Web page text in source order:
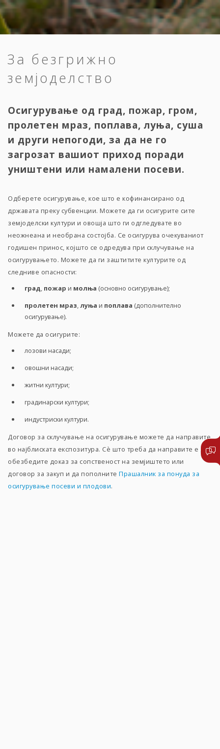
За безгрижно
земјоделство
Осигурување од град, пожар, гром,
пролетен мраз, поплава, луња, суша
и други непогоди, за да не го
загрозат вашиот приход поради
уништени или намалени посеви.
Одберете осигурување, кое што е кофинансирано од
државата преку субвенции. Можете да ги осигурите сите
земјоделски култури и овошја што ги одгледувате во
неожнеана и необрана состојба. Се осигурува очекуваниот
годишен принос, којшто се одредува при склучување на
осигурувањето. Можете да ги заштитите културите од
следниве опасности:
град, пожар и молња (основно осигурување);
пролетен мраз,луња и поплава (дополнително
осигурување).
Можете да осигурите:
лозови насади;
овошни насади;
житни култури;
градинарски култури;
индустриски култури.
Договор за склучување на осигурување можете да направите
во најблиската експозитура. Сѐ што треба да направите е да
обезбедите доказ за сопственост на земјиштето или
договор за закуп и да пополните Прашалник за понуда за
осигурување посеви и плодови.